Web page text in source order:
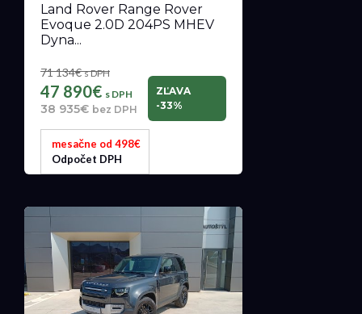
Land Rover Range Rover
Evoque 2.0D 204PS MHEV
Dyna...
71 134€s DPH
47 890€ s DPH
38 935€ bez DPH
ZĽAVA
-33%
mesačne od 498€
Odpočet DPH